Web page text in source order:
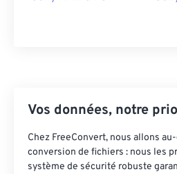
Vos données, notre
Chez FreeConvert, nous allons
conversion de fichiers : nous les
système de sécurité robuste